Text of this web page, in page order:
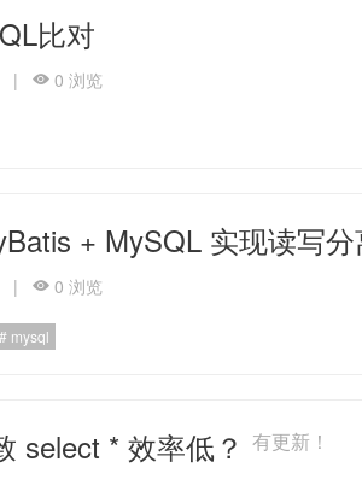
比对
| 0 浏览
+ MySQL 实现读写
| 0 浏览
mysql
select * 效率低？有更新！